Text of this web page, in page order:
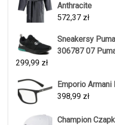
Anthracite
572,37 zł
Sneakersy
306787 07
299,99 zł
Emporio
398,99 zł
Champion